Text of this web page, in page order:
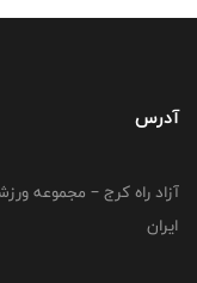
آدرس
آزاد راه کرج – مجموعه
ایران